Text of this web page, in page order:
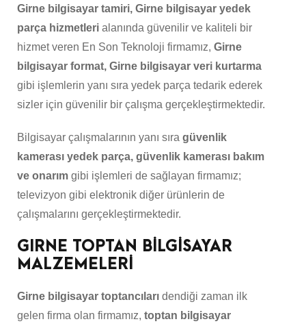
Girne bilgisayar tamiri, Girne bilgisayar yedek
parça hizmetleri alanında güvenilir ve kaliteli bir
hizmet veren En Son Teknoloji firmamız, Girne
bilgisayar format, Girne bilgisayar veri kurtarma
gibi işlemlerin yanı sıra yedek parça tedarik ederek
sizler için güvenilir bir çalışma gerçekleştirmektedir.
Bilgisayar çalışmalarının yanı sıra güvenlik
kamerası yedek parça, güvenlik kamerası bakım
ve onarım gibi işlemleri de sağlayan firmamız;
televizyon gibi elektronik diğer ürünlerin de
çalışmalarını gerçekleştirmektedir.
GIRNE TOPTAN BİLGİSAYAR
MALZEMELERİ
Girne bilgisayar toptancıları dendiği zaman ilk
gelen firma olan firmamız, toptan bilgisayar